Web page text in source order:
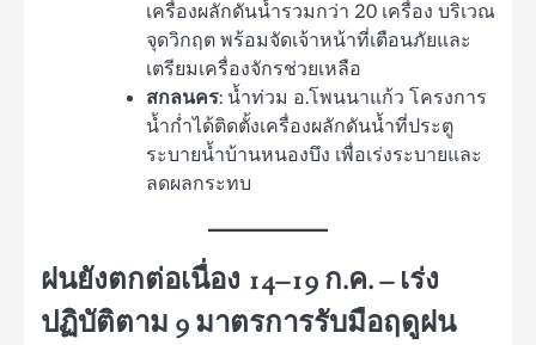
เครื่องผลักดันน้ำรวมกว่า 20 เครื่อง บริเวณ
จุดวิกฤต พร้อมจัดเจ้าหน้าที่เตือนภัยและ
เตรียมเครื่องจักรช่วยเหลือ
สกลนคร: น้ำท่วม อ.โพนนาแก้ว โครงการ
น้ำก่ำได้ติดตั้งเครื่องผลักดันน้ำที่ประตู
ระบายน้ำบ้านหนองบึง เพื่อเร่งระบายและ
ลดผลกระทบ
ฝนยังตกต่อเนื่อง 14–19 ก.ค. – เร่ง
ปฏิบัติตาม 9 มาตรการรับมือฤดูฝน